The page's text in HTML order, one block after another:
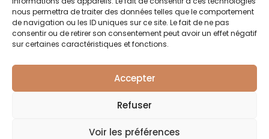
nous permettra de traiter des données telles que le comportement
de navigation ou les ID uniques sur ce site. Le fait de ne pas
consentir ou de retirer son consentement peut avoir un effet négatif
sur certaines caractéristiques et fonctions.
Accepter
Refuser
Voir les préférences
SUIVEZ-MOI
Quai Marcellis 10, 4020 Liège - BE0 794.477.312
Politique de confidentialité